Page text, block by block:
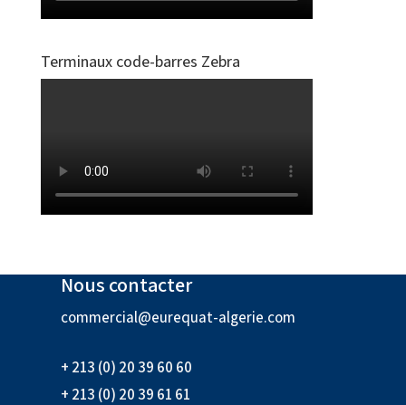
Terminaux code-barres Zebra
Nous contacter
commercial@eurequat-algerie.com
+ 213 (0) 20 39 60 60
+ 213 (0) 20 39 61 61